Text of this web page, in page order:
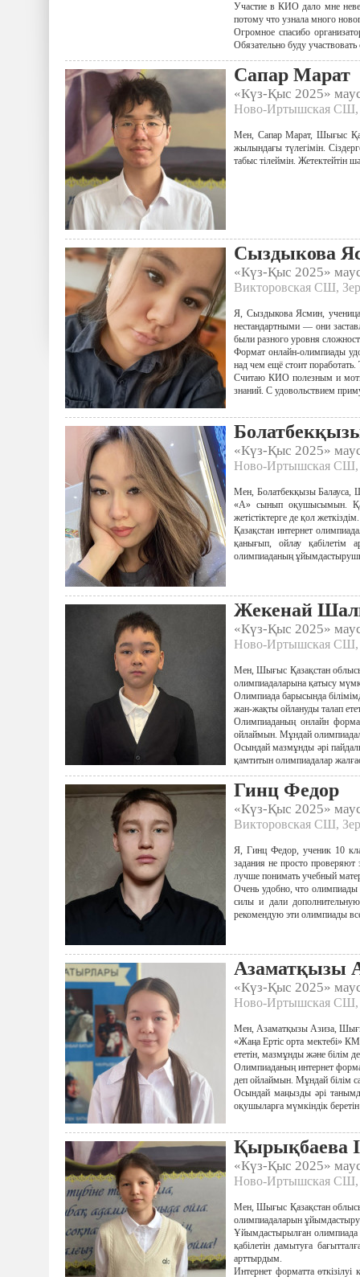
Участие в КИО дало мне
потому что узнала много
Огромное спасибо
Обязательно буду
Сапар Марат
«Күз-Қыс 2025»
Ново-Иртышская СШ,
Мен, Сапар Марат, Шығыс
жылындағы түлегімін.
табыс тілеймін. Жетектейтін
Сыздыкова
«Күз-Қыс 2025»
Викторовская СШ,
Я, Сыздыкова Ясмин,
нестандартными — они
были разного уровня
Формат онлайн-олимпиады
над чем ещё стоит
Считаю КИО полезным и
знаний. С удовольствием
«Күз-Қыс 2025»
Ново-Иртышская СШ,
Мен, Болатбекқызы Балауса,
«А» сынып оқушысымын.
жетістіктерге де қол
Қазақстан интернет
қанығып, ойлау қабілетім
олимпиаданың
Жекенай
«Күз-Қыс 2025»
Ново-Иртышская СШ,
Мен, Шығыс Қазақстан
олимпиадаларына қатысу
Олимпиада барысында
жан-жақты ойлануды талап
Олимпиаданың онлайн
ойлаймын. Мұндай
Осындай мазмұнды әрі
қамтитын олимпиадалар
Гинц Федор
«Күз-Қыс 2025»
Викторовская СШ,
Я, Гинц Федор, ученик 10
задания не просто проверяют
лучше понимать учебный
Очень удобно, что
силы и дали
рекомендую эти олимпиады
Азаматқызы
«Күз-Қыс 2025»
Ново-Иртышская СШ,
Мен, Азаматқызы Азиза,
«Жаңа Ертіс орта мектебі»
ететін, мазмұнды және білім
Олимпиаданың интернет
деп ойлаймын. Мұндай білім
Осындай маңызды әрі
оқушыларға мүмкіндік
Қырықбаева
«Күз-Қыс 2025»
Ново-Иртышская СШ,
Мен, Шығыс Қазақстан
олимпиадаларын
Ұйымдастырылған олимпиада
қабілетін дамытуға
арттырдым.
Интернет форматта